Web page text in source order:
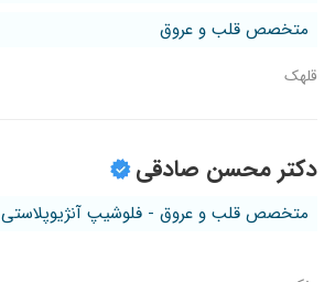
متخصص قلب و عروق
قلهک
دکتر محسن صادقی
متخصص قلب و عروق - فلوشیپ آنژیوپلاستی